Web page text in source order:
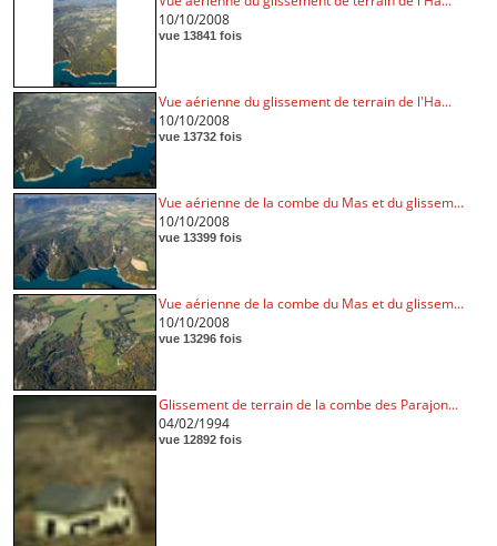
10/10/2008
vue 13841 fois
Vue aérienne du glissement de terrain de l'Ha...
10/10/2008
vue 13732 fois
Vue aérienne de la combe du Mas et du glissem...
10/10/2008
vue 13399 fois
Vue aérienne de la combe du Mas et du glissem...
10/10/2008
vue 13296 fois
Glissement de terrain de la combe des Parajon...
04/02/1994
vue 12892 fois